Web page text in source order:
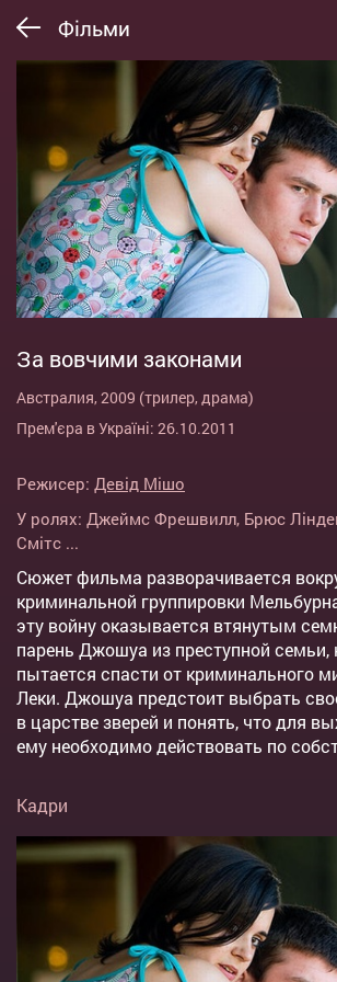
Фільми
За вовчими законами
Австралия, 2009 (трилер, драма)
Прем'єра в Україні: 26.10.2011
Режисер: Девід Мішо
У ролях: Джеймс Фрешвилл, Брюс
Смітс ...
Сюжет фильма разворачивается
криминальной группировки
эту войну оказывается втянутым
парень Джошуа из преступной семьи,
пытается спасти от криминального
Леки. Джошуа предстоит выбрать
в царстве зверей и понять, что для
ему необходимо действовать по
Кадри